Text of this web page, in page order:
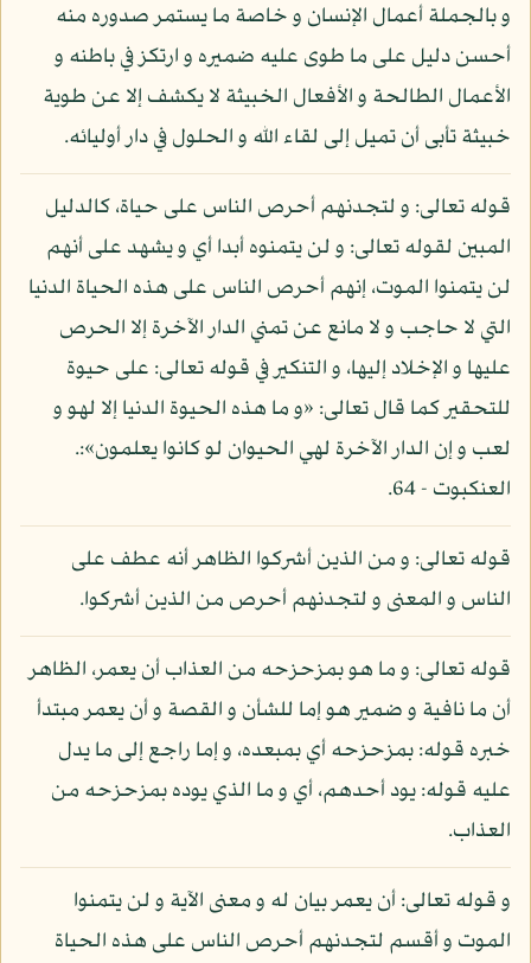
و بالجملة أعمال الإنسان و خاصة ما يستمر صدوره منه
أحسن دليل على ما طوى عليه ضميره و ارتكز في باطنه و
الأعمال الطالحة و الأفعال الخبيثة لا يكشف إلا عن طوية
خبيثة تأبى أن تميل إلى لقاء الله و الحلول في دار أوليائه.
قوله تعالى: و لتجدنهم أحرص الناس على حياة، كالدليل
المبين لقوله تعالى: و لن يتمنوه أبدا أي و يشهد على أنهم
لن يتمنوا الموت، إنهم أحرص الناس على هذه الحياة الدنيا
التي لا حاجب و لا مانع عن تمني الدار الآخرة إلا الحرص
عليها و الإخلاد إليها، و التنكير في قوله تعالى: على حيوة
للتحقير كما قال تعالى: «و ما هذه الحيوة الدنيا إلا لهو و
لعب و إن الدار الآخرة لهي الحيوان لو كانوا يعلمون»:.
العنكبوت - 64.
قوله تعالى: و من الذين أشركوا الظاهر أنه عطف على
الناس و المعنى و لتجدنهم أحرص من الذين أشركوا.
قوله تعالى: و ما هو بمزحزحه من العذاب أن يعمر، الظاهر
أن ما نافية و ضمير هو إما للشأن و القصة و أن يعمر مبتدأ
خبره قوله: بمزحزحه أي بمبعده، و إما راجع إلى ما يدل
عليه قوله: يود أحدهم، أي و ما الذي يوده بمزحزحه من
العذاب.
و قوله تعالى: أن يعمر بيان له و معنى الآية و لن يتمنوا
الموت و أقسم لتجدنهم أحرص الناس على هذه الحياة